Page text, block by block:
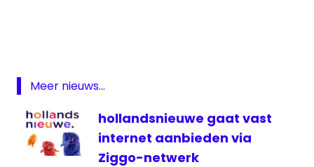
kabel
koper
netwerk
telecom
Meer nieuws...
hollandsnieuwe gaat vast
internet aanbieden via
Ziggo-netwerk